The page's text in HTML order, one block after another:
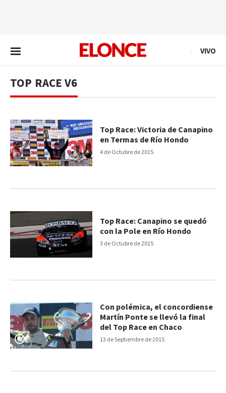
VIVO
TOP RACE V6
4 de Octubre de 2015
Top Race: Victoria de Canapino
en Termas de Río Hondo
3 de Octubre de 2015
Top Race: Canapino se quedó
con la Pole en Río Hondo
13 de Septiembre de 2015
Con polémica, el concordiense
Martín Ponte se llevó la final
del Top Race en Chaco